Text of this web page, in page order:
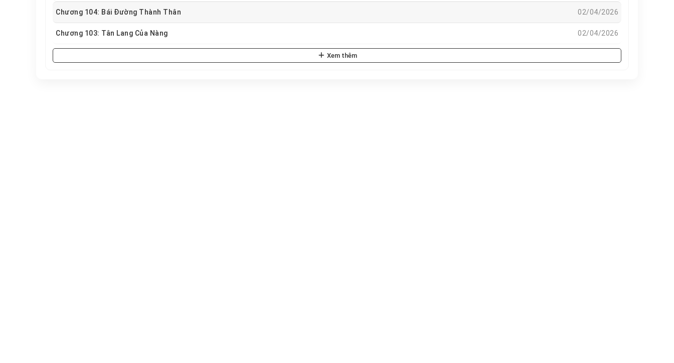
Chương 104: Bái Đường Thành Thân 02/04/2026
Chương 103: Tân Lang Của Nàng 02/04/2026
Xem thêm